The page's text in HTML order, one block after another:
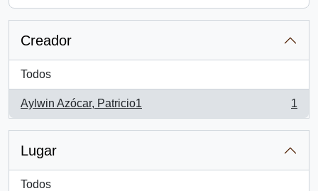
Creador
Todos
Aylwin Azócar, Patricio1
, 1 resultados
1
Lugar
Todos